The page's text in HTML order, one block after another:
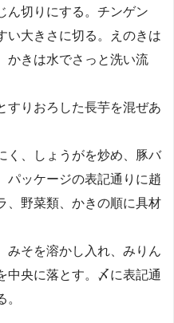
ん切りにする。チンゲン
い大きさに切る。えのきは
かきは水でさっと洗い流
すりおろした長芋を混ぜあ
く、しょうがを炒め、豚バ
パッケージの表記通りに趙
、野菜類、かきの順に具材
みそを溶かし入れ、みりん
中央に落とす。〆に表記通